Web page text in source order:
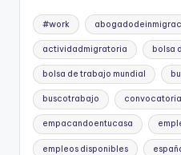
#work
actividadmigratoria bolsa
bolsa de trabajo mundial
buscotrabajo
empacandoentucasa
empleos disponibles